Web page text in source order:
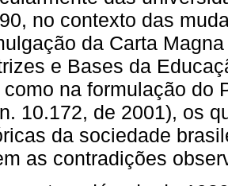
no contexto das
da Carta
e Bases da
como na formulação do
10.172, de 2001), os
da sociedade
as contradições